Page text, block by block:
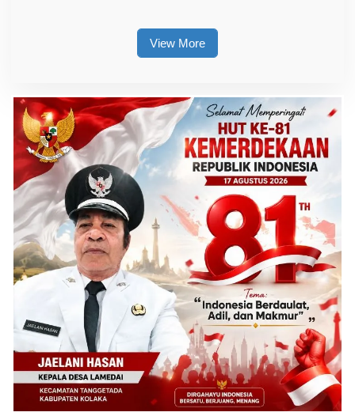
View More